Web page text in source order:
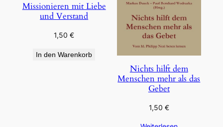
Missionieren mit Liebe
und Verstand
1,50€
In den Warenkorb
Nichts hilft dem
Menschen mehr als das
Gebet
1,50 €